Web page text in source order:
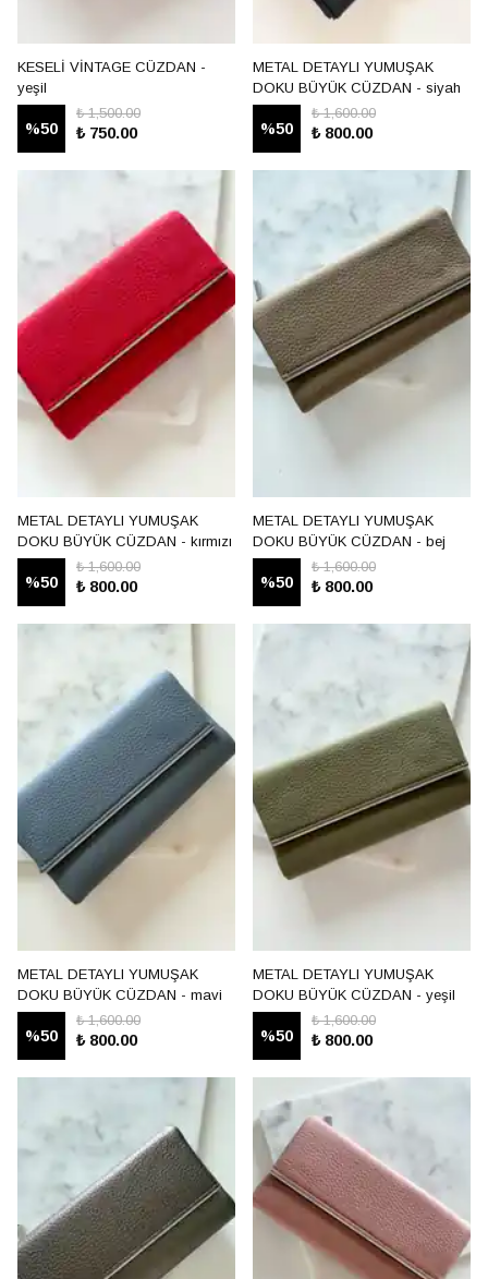
KESELİ VİNTAGE CÜZDAN -
yeşil
%50
₺ 1,500.00
₺ 750.00
METAL DETAYLI YUMUŞAK
DOKU BÜYÜK CÜZDAN - siyah
%50
₺ 1,600.00
₺ 800.00
METAL DETAYLI YUMUŞAK
DOKU BÜYÜK CÜZDAN - kırmızı
%50
₺ 1,600.00
₺ 800.00
METAL DETAYLI YUMUŞAK
DOKU BÜYÜK CÜZDAN - bej
%50
₺ 1,600.00
₺ 800.00
METAL DETAYLI YUMUŞAK
DOKU BÜYÜK CÜZDAN - mavi
%50
₺ 1,600.00
₺ 800.00
METAL DETAYLI YUMUŞAK
DOKU BÜYÜK CÜZDAN - yeşil
%50
₺ 1,600.00
₺ 800.00